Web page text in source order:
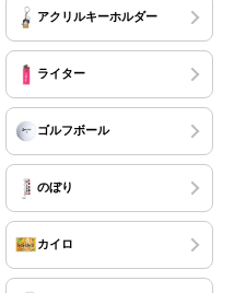
アクリルキーホルダー
ライター
ゴルフボール
のぼり
カイロ